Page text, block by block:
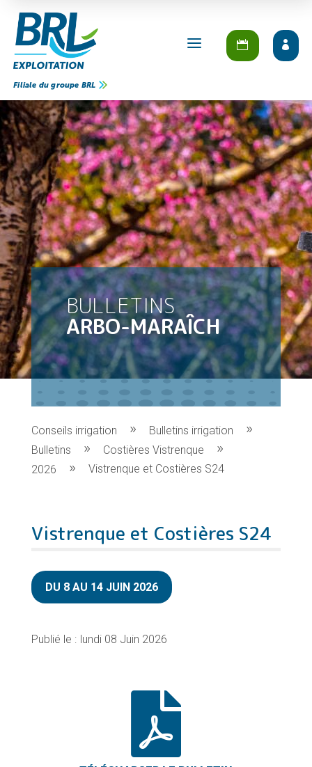
a
Filiale du groupe BRL
BULLETINS
ARBO-MARAÎCH
Conseils irrigation
Bulletins irrigation
Bulletins
Costières Vistrenque
2026
Vistrenque et Costières S24
Vistrenque et Costières S24
DU 8 AU 14 JUIN 2026
lundi 08 Juin 2026
